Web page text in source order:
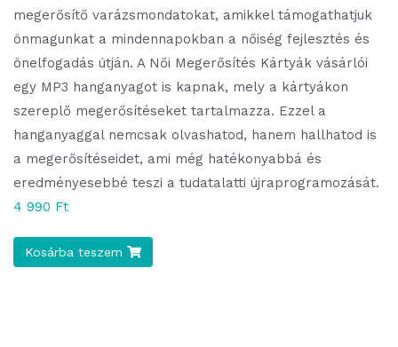
megerősítő varázsmondatokat, amikkel támogathatjuk
önmagunkat a mindennapokban a nőiség fejlesztés és
önelfogadás útján. A Női Megerősítés Kártyák vásárlói
egy MP3 hanganyagot is kapnak, mely a kártyákon
szereplő megerősítéseket tartalmazza. Ezzel a
hanganyaggal nemcsak olvashatod, hanem hallhatod is
a megerősítéseidet, ami még hatékonyabbá és
eredményesebbé teszi a tudatalatti újraprogramozását.
4 990 Ft
Kosárba teszem